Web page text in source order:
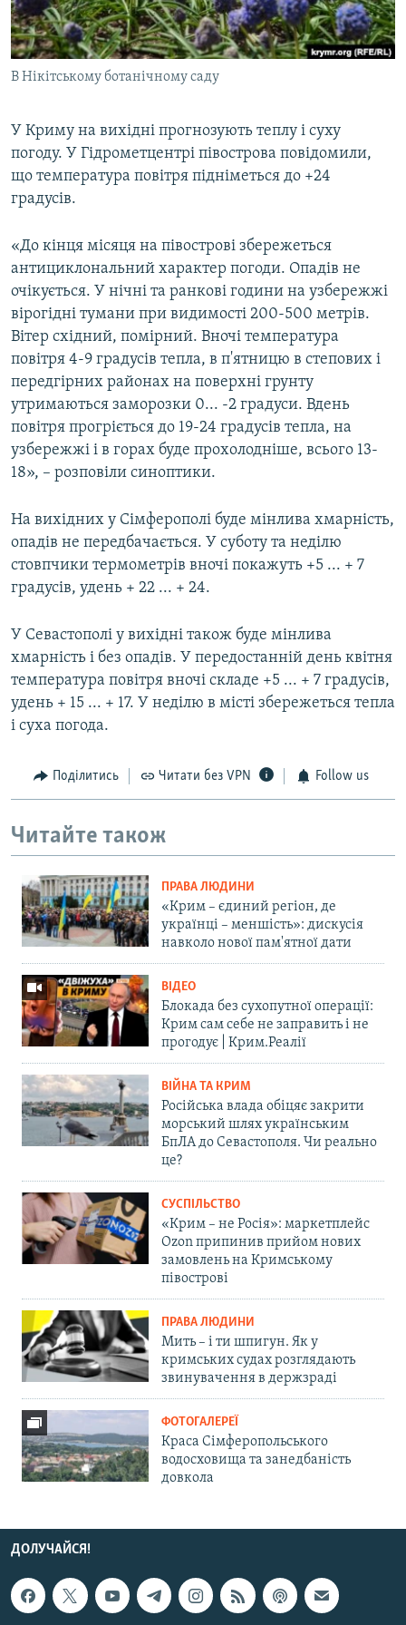
ВІДЕОУРОКИ «ELIFBE»
СВІДЧЕННЯ ОКУПАЦІЇ
УКРАЇНСЬКА ПРОБЛЕМА КРИМУ
Русский
Qırımtatar
Усі сайти RFE/RL
В Нікітському ботанічному саду
У Криму на вихідні прогнозують теплу і суху
погоду. У Гідрометцентрі півострова повідомили,
що температура повітря підніметься до +24
градусів.
«До кінця місяця на півострові збережеться
антициклональний характер погоди. Опадів не
очікується. У нічні та ранкові години на узбережжі
вірогідні тумани при видимості 200-500 метрів.
Вітер східний, помірний. Вночі температура
повітря 4-9 градусів тепла, в п'ятницю в степових і
передгірних районах на поверхні грунту
утримаються заморозки 0... -2 градуси. Вдень
повітря прогріється до 19-24 градусів тепла, на
узбережжі і в горах буде прохолодніше, всього 13-
18», – розповіли синоптики.
На вихідних у Сімферополі буде мінлива хмарність,
опадів не передбачається. У суботу та неділю
стовпчики термометрів вночі покажуть +5 ... + 7
градусів, удень + 22 ... + 24.
У Севастополі у вихідні також буде мінлива
хмарність і без опадів. У передостанній день квітня
температура повітря вночі складе +5 ... + 7 градусів,
удень + 15 ... + 17. У неділю в місті збережеться тепла
і суха погода.
Поділитись Читати без VPN Follow us
Читайте також
ПРАВА ЛЮДИНИ
«Крим – єдиний регіон, де
українці – меншість»: дискусія
навколо нової пам'ятної дати
ВІДЕО
Блокада без сухопутної операції:
Крим сам себе не заправить і не
прогодує | Крим.Реалії
ВІЙНА ТА КРИМ
Російська влада обіцяє закрити
морський шлях українським
БпЛА до Севастополя. Чи реально
це?
СУСПІЛЬСТВО
«Крим – не Росія»: маркетплейс
Ozon припинив прийом нових
замовлень на Кримському
півострові
ПРАВА ЛЮДИНИ
Мить – і ти шпигун. Як у
кримських судах розглядають
звинувачення в держзраді
ФОТОГАЛЕРЕЇ
Краса Сімферопольського
водосховища та занедбаність
довкола
ДОЛУЧАЙСЯ!